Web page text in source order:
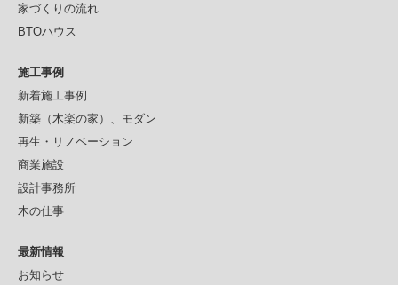
家づくりの流れ
BTOハウス
施工事例
新着施工事例
新築（木楽の家）、モダン
再生・リノベーション
商業施設
設計事務所
木の仕事
最新情報
お知らせ